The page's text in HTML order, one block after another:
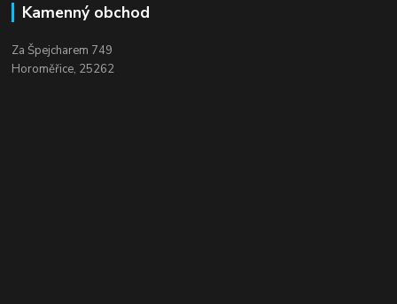
Kamenný obchod
Za Špejcharem 749
Horoměřice, 25262